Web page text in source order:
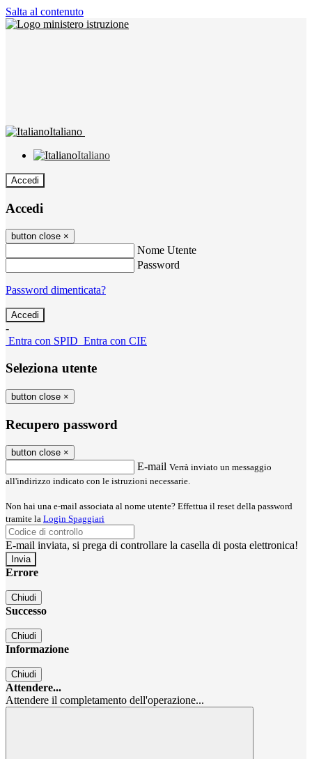
Salta al contenuto
Italiano
Italiano
Accedi
Accedi
button close ×
Nome Utente
Password
Password dimenticata?
-
Entra con SPID Entra con CIE
Seleziona utente
button close ×
Recupero password
button close ×
E-mail Verrà inviato un messaggio
all'indirizzo indicato con le istruzioni necessarie.
Non hai una e-mail associata al nome utente? Effettua il reset della password
tramite la Login Spaggiari
E-mail inviata, si prega di controllare la casella di posta elettronica!
Errore
Chiudi
Successo
Chiudi
Informazione
Chiudi
Attendere...
Attendere il completamento dell'operazione...